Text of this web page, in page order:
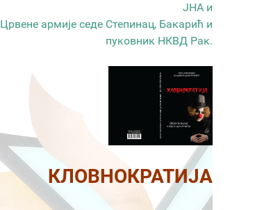
ЈНА и
Црвене армије седе Степинац, Бакарић и
пуковник НКВД Рак.
КЛОВНОКРАТИЈА